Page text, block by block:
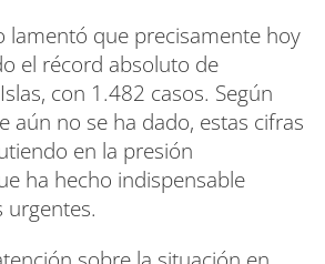
lamentó que precisamente hoy
el récord absoluto de
con 1.482 casos. Según
aún no se ha dado, estas cifras
en la presión
ha hecho indispensable
urgentes.